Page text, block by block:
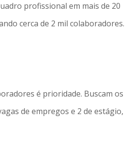
profissional em mais de 20
cerca de 2 mil colaboradores.
é prioridade. Buscam os
de empregos e 2 de estágio,